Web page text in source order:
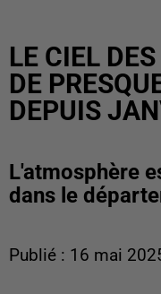
LE CIEL
DE
DEPUIS
L'atmosphère
dans le
Publié : 16 mai